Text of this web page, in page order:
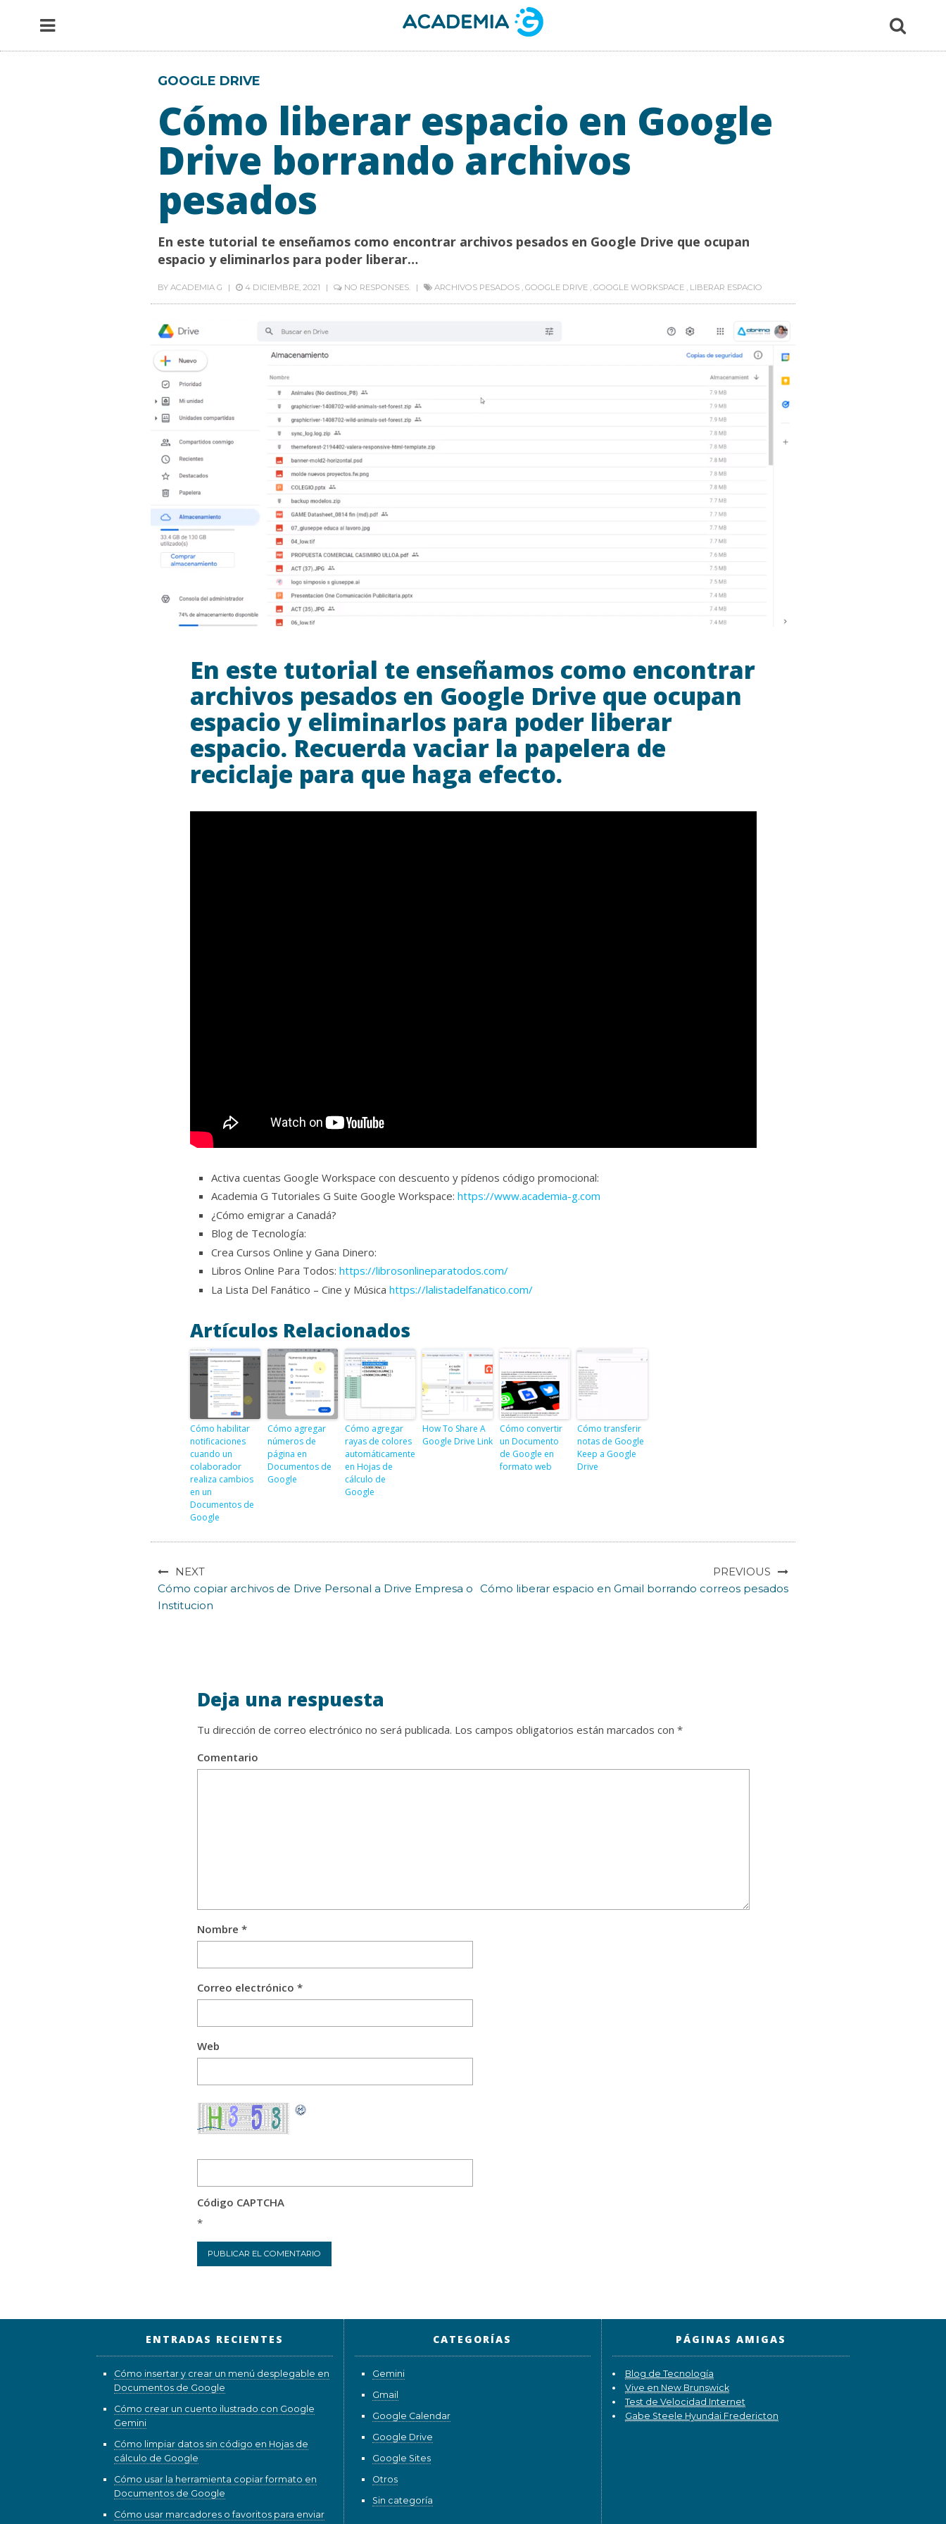
GOOGLE DRIVE
Cómo liberar espacio en Google
Drive borrando archivos
pesados
En este tutorial te enseñamos como encontrar archivos pesados en Google Drive que ocupan
espacio y eliminarlos para poder liberar…
BY ACADEMIA G 4 DICIEMBRE, 2021 NO RESPONSES. ARCHIVOS PESADOS, GOOGLE DRIVE, GOOGLE WORKSPACE, LIBERAR ESPACIO
En este tutorial te enseñamos como encontrar
archivos pesados en Google Drive que ocupan
espacio y eliminarlos para poder liberar
espacio. Recuerda vaciar la papelera de
reciclaje para que haga efecto.
Activa cuentas Google Workspace con descuento y pídenos código promocional:
Academia G Tutoriales G Suite Google Workspace: https://www.academia-g.com
¿Cómo emigrar a Canadá?
Blog de Tecnología:
Crea Cursos Online y Gana Dinero:
Libros Online Para Todos: https://librosonlineparatodos.com/
La Lista Del Fanático – Cine y Música https://lalistadelfanatico.com/
Artículos Relacionados
Cómo habilitar
notificaciones
cuando un
colaborador
realiza cambios
en un
Documentos de
Google
Cómo agregar
números de
página en
Documentos de
Google
Cómo agregar
rayas de colores
automáticamente
en Hojas de
cálculo de
Google
How To Share A
Google Drive Link
Cómo convertir
un Documento
de Google en
formato web
Cómo transferir
notas de Google
Keep a Google
Drive
NEXT
Cómo copiar archivos de Drive Personal a Drive Empresa o
Institucion
PREVIOUS
Cómo liberar espacio en Gmail borrando correos pesados
Deja una respuesta
Tu dirección de correo electrónico no será publicada. Los campos obligatorios están marcados con *
Comentario
Nombre *
Correo electrónico *
Web
Código CAPTCHA
*
ENTRADAS RECIENTES
Cómo insertar y crear un menú desplegable en
Documentos de Google
Cómo crear un cuento ilustrado con Google
Gemini
Cómo limpiar datos sin código en Hojas de
cálculo de Google
Cómo usar la herramienta copiar formato en
Documentos de Google
Cómo usar marcadores o favoritos para enviar
CATEGORÍAS
Gemini
Gmail
Google Calendar
Google Drive
Google Sites
Otros
Sin categoría
PÁGINAS AMIGAS
Blog de Tecnología
Vive en New Brunswick
Test de Velocidad Internet
Gabe Steele Hyundai Fredericton